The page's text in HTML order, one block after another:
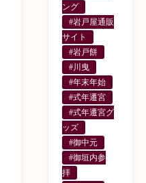
ング
#岩戸屋通販
サイト
#岩戸餅
#川曳
#年末年始
#式年遷宮
#式年遷宮グ
ッズ
#御中元
#御垣内参
拝